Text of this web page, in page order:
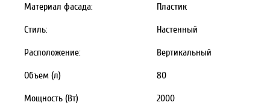
Материал фасада: Пластик
Стиль: Настенный
Расположение: Вертикальный
Объем (л) 80
Мощность (Вт) 2000